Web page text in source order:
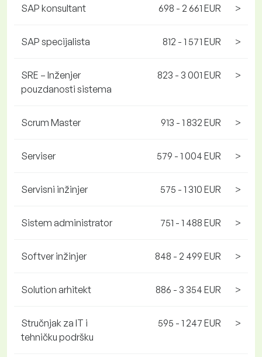
SAP konsultant 698 - 2 661 EUR >
SAP specijalista 812 - 1 571 EUR >
SRE – Inženjer
pouzdanosti sistema
823 - 3 001 EUR >
Scrum Master 913 - 1 832 EUR >
Serviser 579 - 1 004 EUR >
Servisni inžinjer 575 - 1 310 EUR >
Sistem administrator 751 - 1 488 EUR >
Softver inžinjer 848 - 2 499 EUR >
Solution arhitekt 886 - 3 354 EUR >
Stručnjak za IT i
tehničku podršku
595 - 1 247 EUR >